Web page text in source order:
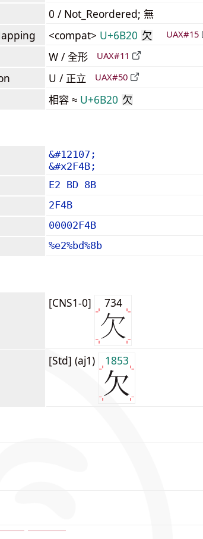
0 / Not_Reordered; 無
<compat> U+6B20 欠 UAX#15
W / 全形 UAX#11
U / 正立 UAX#50
相容 ≈ U+6B20 欠
&#12107;
&#x2F4B;
E2 BD 8B
2F4B
00002F4B
%e2%bd%8b
[CNS1-0] 734
[Std] (aj1) 1853